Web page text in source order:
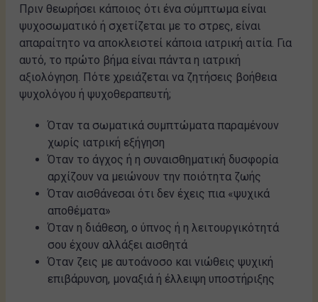
Πριν θεωρήσει κάποιος ότι ένα σύμπτωμα είναι
ψυχοσωματικό ή σχετίζεται με το στρες, είναι
απαραίτητο να αποκλειστεί κάποια ιατρική αιτία. Για
αυτό, το πρώτο βήμα είναι πάντα η ιατρική
αξιολόγηση. Πότε χρειάζεται να ζητήσεις βοήθεια
ψυχολόγου ή ψυχοθεραπευτή;
Όταν τα σωματικά συμπτώματα παραμένουν
χωρίς ιατρική εξήγηση
Όταν το άγχος ή η συναισθηματική δυσφορία
αρχίζουν να μειώνουν την ποιότητα ζωής
Όταν αισθάνεσαι ότι δεν έχεις πια «ψυχικά
αποθέματα»
Όταν η διάθεση, ο ύπνος ή η λειτουργικότητά
σου έχουν αλλάξει αισθητά
Όταν ζεις με αυτοάνοσο και νιώθεις ψυχική
επιβάρυνση, μοναξιά ή έλλειψη υποστήριξης